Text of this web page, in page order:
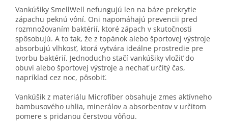
Vankúšiky SmellWell nefungujú len na báze prekrytie
zápachu peknú vôní. Oni napomáhajú prevencii pred
rozmnožovaním baktérií, ktoré zápach v skutočnosti
spôsobujú. A to tak, že z topánok alebo športovej výstroje
absorbujú vlhkosť, ktorá vytvára ideálne prostredie pre
tvorbu baktérií. Jednoducho stačí vankúšiky vložiť do
obuvi alebo športovej výstroje a nechať určitý čas,
napríklad cez noc, pôsobiť.
Vankúšik z materiálu Microfiber obsahuje zmes aktívneho
bambusového uhlia, minerálov a absorbentov v určitom
pomere s pridanou čerstvou vôňou.